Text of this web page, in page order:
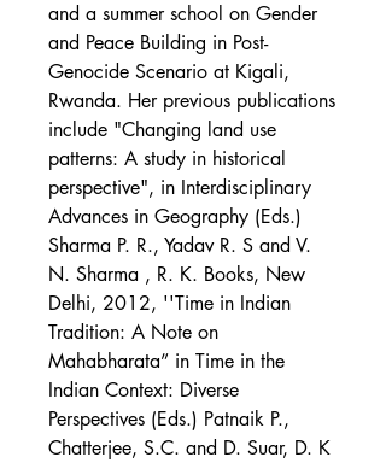
and a summer school on Gender
and Peace Building in Post-
Genocide Scenario at Kigali,
Rwanda. Her previous publications
include "Changing land use
patterns: A study in historical
perspective", in Interdisciplinary
Advances in Geography (Eds.)
Sharma P. R., Yadav R. S and V.
N. Sharma , R. K. Books, New
Delhi, 2012, ''Time in Indian
Tradition: A Note on
Mahabharata” in Time in the
Indian Context: Diverse
Perspectives (Eds.) Patnaik P.,
Chatterjee, S.C. and D. Suar, D. K